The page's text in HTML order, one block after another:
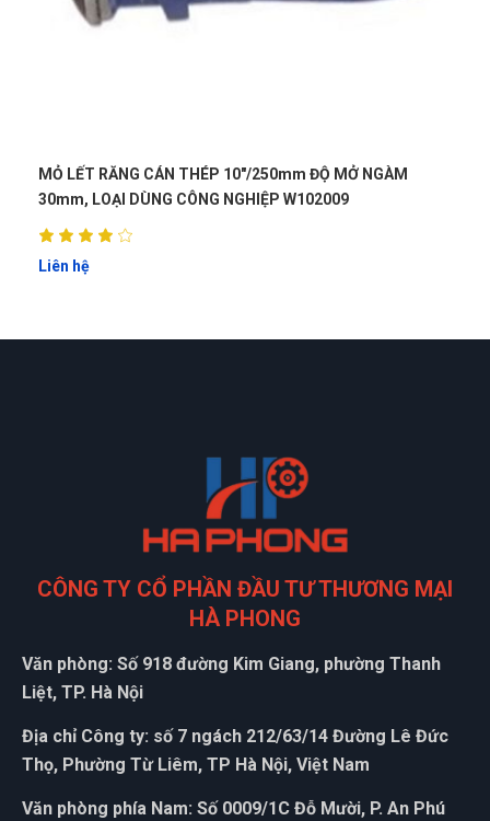
MỎ LẾT RĂNG CÁN THÉP 10"/250mm ĐỘ MỞ NGÀM
30mm, LOẠI DÙNG CÔNG NGHIỆP W102009
Liên hệ
CÔNG TY CỔ PHẦN ĐẦU TƯ THƯƠNG MẠI
HÀ PHONG
Văn phòng: Số 918 đường Kim Giang, phường Thanh
Liệt, TP. Hà Nội
Địa chỉ Công ty: số 7 ngách 212/63/14 Đường Lê Đức
Thọ, Phường Từ Liêm, TP Hà Nội, Việt Nam
Văn phòng phía Nam: Số 0009/1C Đỗ Mười, P. An Phú